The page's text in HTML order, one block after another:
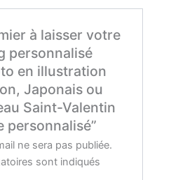
à laisser votre
personnalisé
en illustration
Japonais ou
Saint-Valentin
personnalisé”
ne sera pas publiée.
sont indiqués